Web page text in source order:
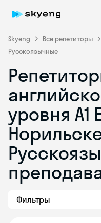
Skyeng Все репетиторы
Русскоязычные
уровня A1
Фильтры
Skyeng Chat